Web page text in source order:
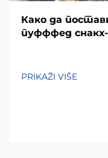
Како да
пуфффед
PRIKAŽI VIŠE